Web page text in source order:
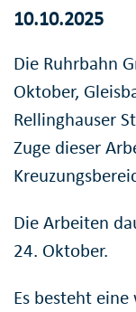
10.10.2025
Die Ruhrbahn
Oktober,
Rellinghauser
Zuge dieser
Die Arbeiten
24. Oktober.
Es besteht